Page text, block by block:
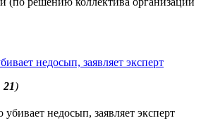
недосып, заявляет эксперт
21)